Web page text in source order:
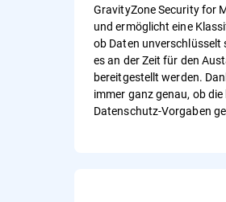
GravityZone Security for
und ermöglicht eine
ob Daten
es an der Zeit für den
bereitgestellt werden.
immer ganz genau, ob
Datenschutz-Vorgaben